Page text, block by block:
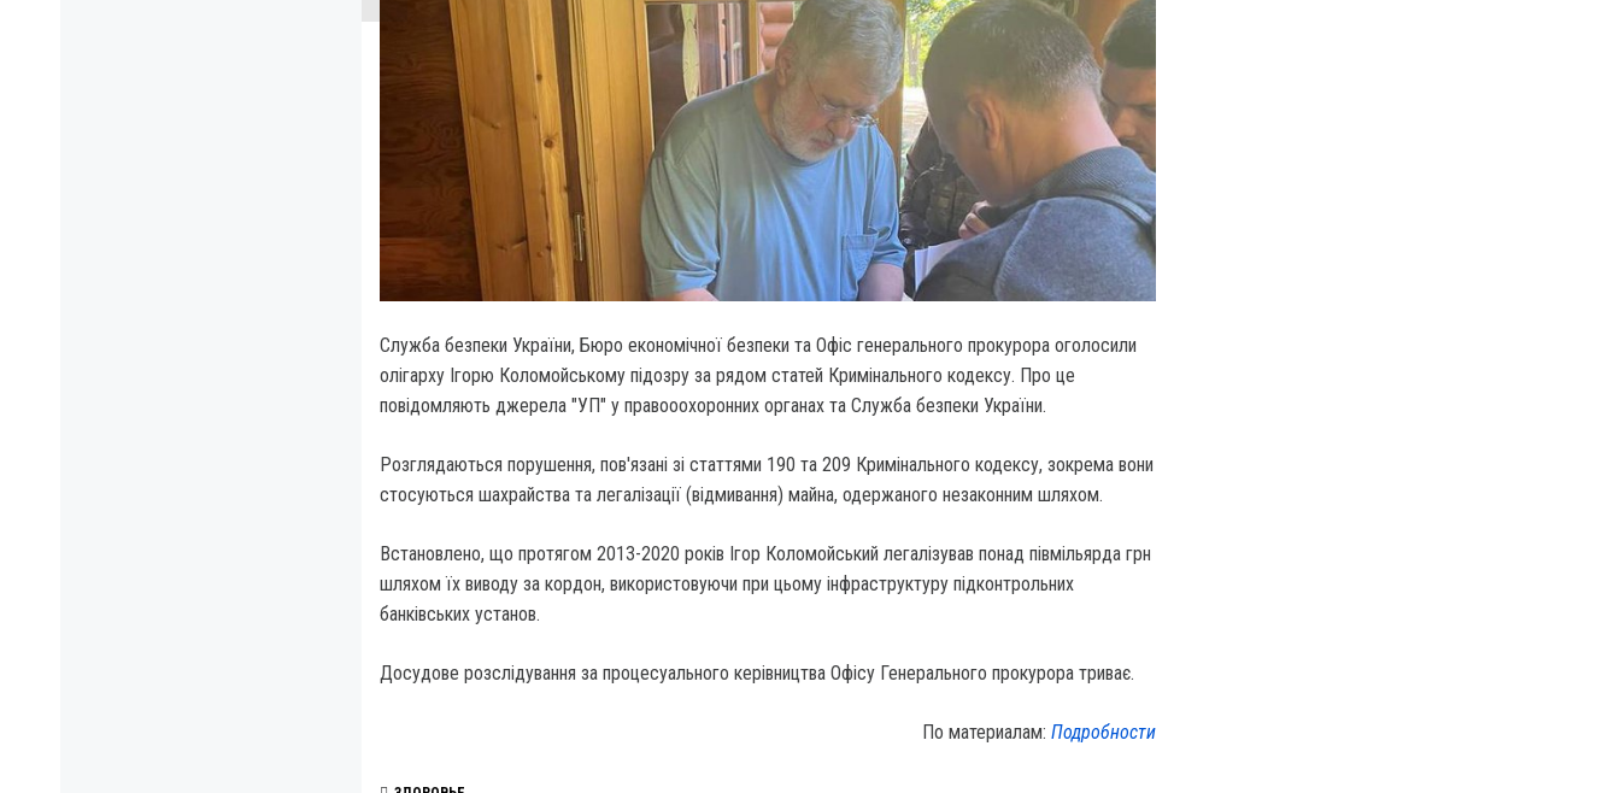
Служба безпеки України, Бюро економічної безпеки та Офіс генерального прокурора оголосили
олігарху Ігорю Коломойському підозру за рядом статей Кримінального кодексу. Про це
повідомляють джерела "УП" у правооохоронних органах та Служба безпеки України.
Розглядаються порушення, пов'язані зі статтями 190 та 209 Кримінального кодексу, зокрема вони
стосуються шахрайства та легалізації (відмивання) майна, одержаного незаконним шляхом.
Встановлено, що протягом 2013-2020 років Ігор Коломойський легалізував понад півмільярда грн
шляхом їх виводу за кордон, використовуючи при цьому інфраструктуру підконтрольних
банківських установ.
Досудове розслідування за процесуального керівництва Офісу Генерального прокурора триває.
По материалам:Подробности